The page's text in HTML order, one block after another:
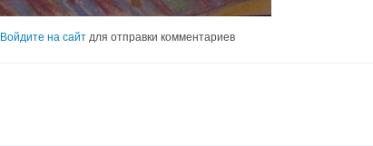
Войдите на сайт для отправки комментариев